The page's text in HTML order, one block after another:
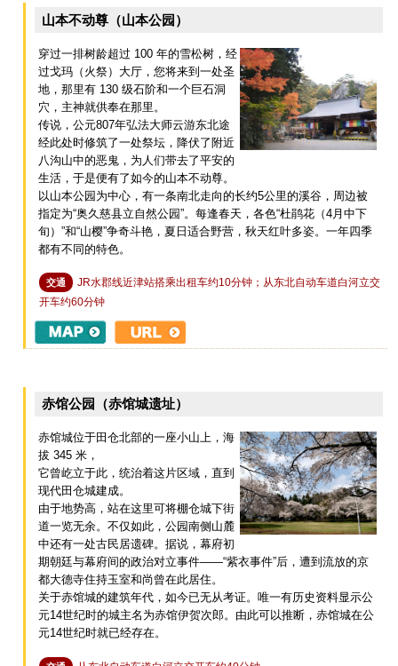
山本不动尊（山本公园）
穿过一排树龄超过 100 年的雪松树，经
过戈玛（火祭）大厅，您将来到一处圣
地，那里有 130 级石阶和一个巨石洞
穴，主神就供奉在那里。
传说，公元807年弘法大师云游东北途
经此处时修筑了一处祭坛，降伏了附近
八沟山中的恶鬼，为人们带去了平安的
生活，于是便有了如今的山本不动尊。
以山本公园为中心，有一条南北走向的长约5公里的溪谷，周边被
指定为“奥久慈县立自然公园”。每逢春天，各色“杜鹃花（4月中下
旬）”和“山樱”争奇斗艳，夏日适合野营，秋天红叶多姿。一年四季
都有不同的特色。
交通
JR水郡线近津站搭乘出租车约10分钟；从东北自动车道白河立交
开车约60分钟
赤馆公园（赤馆城遗址）
赤馆城位于田仓北部的一座小山上，海
拔 345 米，
它曾屹立于此，统治着这片区域，直到
现代田仓城建成。
由于地势高，站在这里可将棚仓城下街
道一览无余。不仅如此，公园南侧山麓
中还有一处古民居遗碑。据说，幕府初
期朝廷与幕府间的政治对立事件——“紫衣事件”后，遭到流放的京
都大德寺住持玉室和尚曾在此居住。
关于赤馆城的建筑年代，如今已无从考证。唯一有历史资料显示公
元14世纪时的城主名为赤馆伊贺次郎。由此可以推断，赤馆城在公
元14世纪时就已经存在。